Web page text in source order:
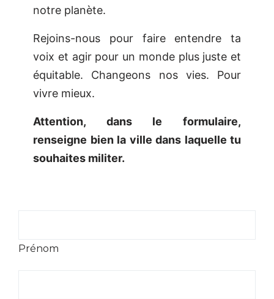
notre planète.
Rejoins-nous pour faire entendre ta
voix et agir pour un monde plus juste et
équitable. Changeons nos vies. Pour
vivre mieux.
Attention, dans le formulaire,
renseigne bien la ville dans laquelle tu
souhaites militer.
Prénom